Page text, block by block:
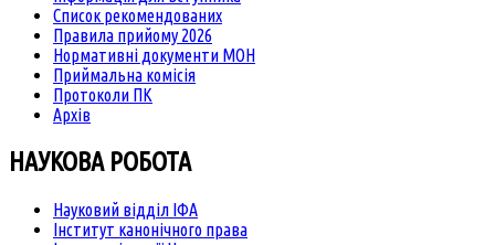
Список рекомендованих
Правила прийому 2026
Нормативні документи МОН
Приймальна комісія
Протоколи ПК
Архів
НАУКОВА РОБОТА
Науковий відділ ІФА
Інститут канонічного права